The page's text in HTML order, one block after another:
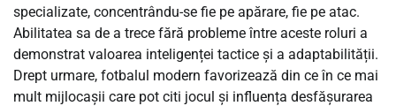
specializate, concentrându-se fie pe apărare, fie pe atac.
Abilitatea sa de a trece fără probleme între aceste roluri a
demonstrat valoarea inteligenței tactice și a adaptabilității.
Drept urmare, fotbalul modern favorizează din ce în ce mai
mult mijlocașii care pot citi jocul și influența desfășurarea